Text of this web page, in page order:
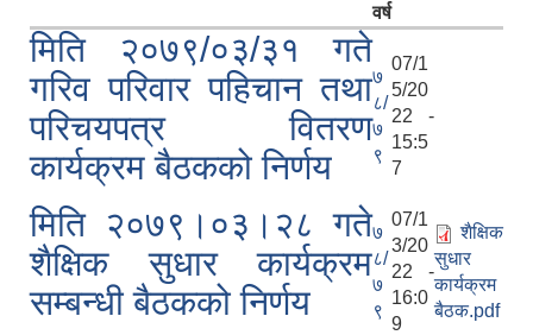
वर्ष
मिति २०७९/०३/३१ गते
गरिव परिवार पहिचान तथा
परिचयपत्र वितरण
कार्यक्रम बैठकको निर्णय
७
८/
७
९
07/1
5/20
22 -
15:5
7
मिति २०७९।०३।२८ गते
शैक्षिक सुधार कार्यक्रम
सम्बन्धी बैठकको निर्णय
७
८/
७
९
07/1
3/20
22 -
16:0
9
शैक्षिक
सुधार
कार्यक्रम
बैठक.pdf